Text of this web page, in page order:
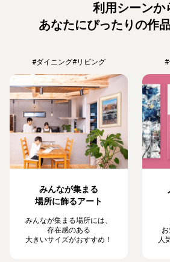
利用シーンか
あなたにぴったりの作
#ダイニング#リビング
みんなが集まる
場所に飾るアート
みんなが集まる場所には、
存在感のある
大きいサイズがおすすめ！
#
人